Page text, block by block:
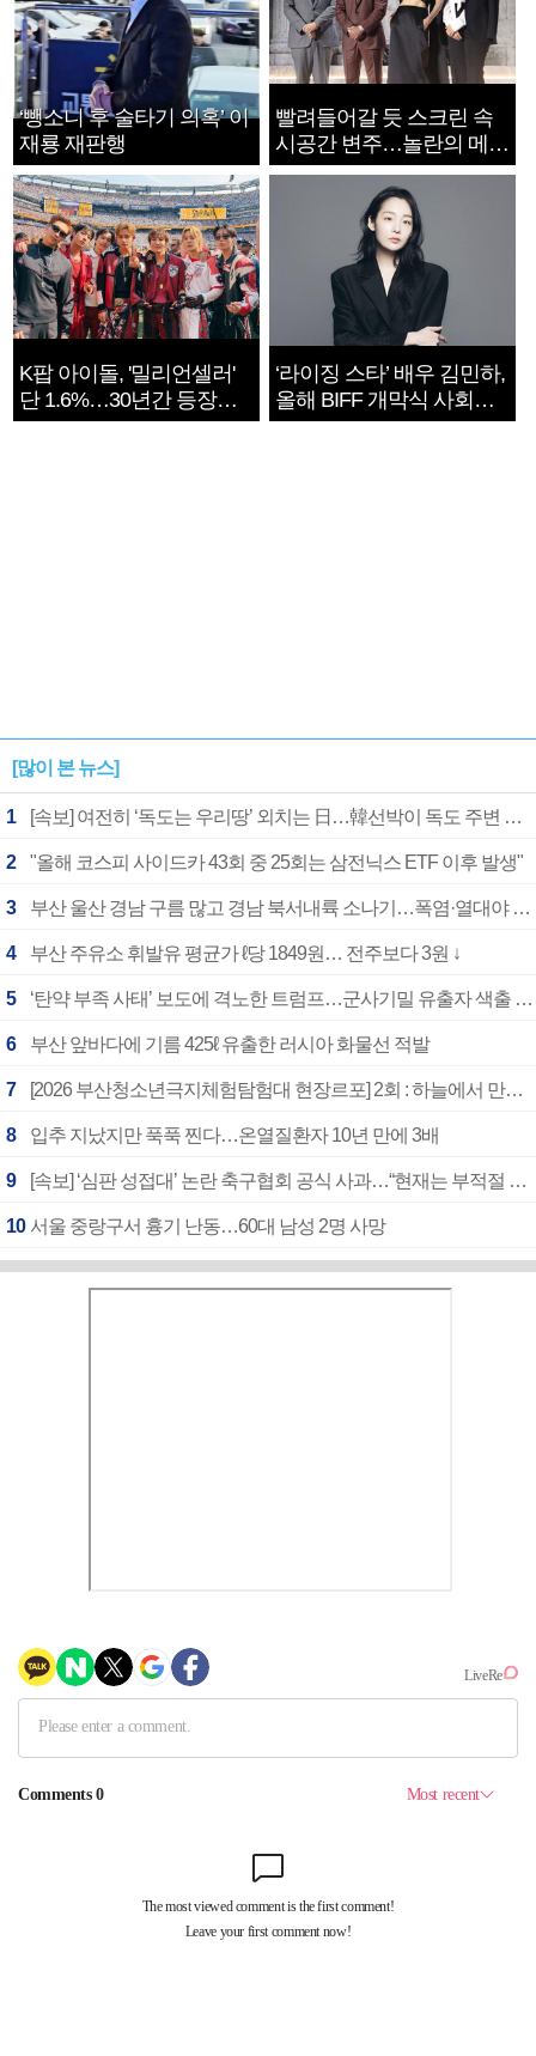
‘뺑소니 후 술타기 의혹’ 이
재룡 재판행
빨려들어갈 듯 스크린 속
시공간 변주…놀란의 메시
지는 ‘전쟁 속죄’
K팝 아이돌, '밀리언셀러'
단 1.6%…30년간 등장
1182개팀 전수조사
‘라이징 스타’ 배우 김민하,
올해 BIFF 개막식 사회자
확정
[많이 본 뉴스]
1 [속보] 여전히 ‘독도는 우리땅’ 외치는 日…韓선박이 독도 주변 해양조사 활동하자 반발
2 "올해 코스피 사이드카 43회 중 25회는 삼전닉스 ETF 이후 발생"
3 부산 울산 경남 구름 많고 경남 북서내륙 소나기…폭염·열대야 계속
4 부산 주유소 휘발유 평균가 ℓ당 1849원… 전주보다 3원 ↓
5 ‘탄약 부족 사태’ 보도에 격노한 트럼프…군사기밀 유출자 색출 지시
6 부산 앞바다에 기름 425ℓ 유출한 러시아 화물선 적발
7 [2026 부산청소년극지체험탐험대 현장르포] 2회 : 하늘에서 만난 얼음의 나라
8 입추 지났지만 푹푹 찐다…온열질환자 10년 만에 3배
9 [속보] ‘심판 성접대’ 논란 축구협회 공식 사과…“현재는 부적절 행위 없어”
10 서울 중랑구서 흉기 난동…60대 남성 2명 사망